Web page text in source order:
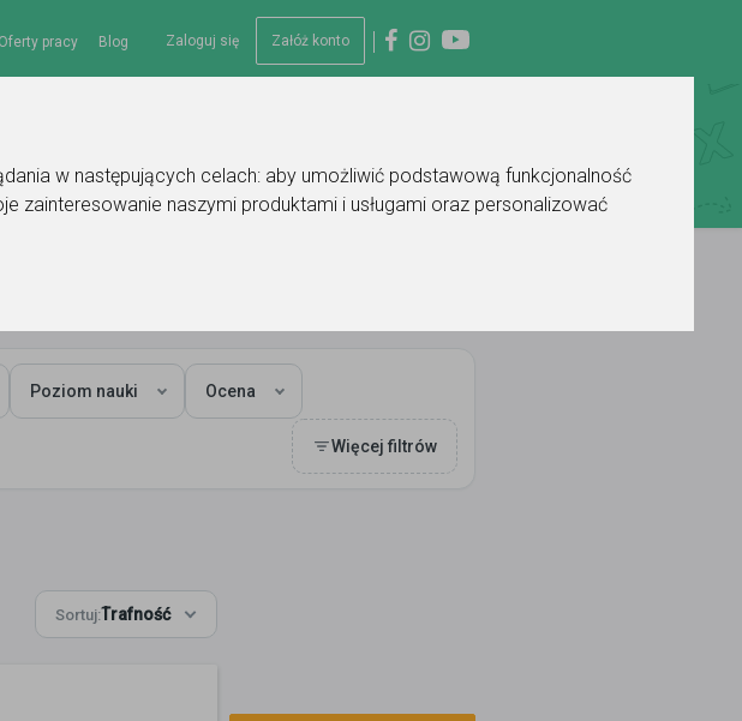
w następujących celach: aby umożliwić podstawową funkcjonalność
zainteresowanie naszymi produktami i usługami oraz personalizować
Zaloguj się Załóż konto
Oferty pracy Blog
Więcej filtrów
Poziom nauki Ocena
Sortuj:Trafność